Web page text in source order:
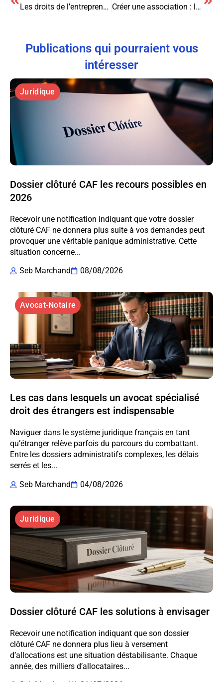
Les droits de l’entrepreneur : protections et responsabilités
Créer une association : les étapes essentielles pour réussir
Publications qui pourraient vous
intéresser
Juridique
Dossier clôturé CAF les recours possibles en
2026
Recevoir une notification indiquant que votre dossier
clôturé CAF ne donnera plus suite à vos demandes peut
provoquer une véritable panique administrative. Cette
situation concerne...
Seb Marchand
08/08/2026
Avocat-Notaire
Les cas dans lesquels un avocat spécialisé
droit des étrangers est indispensable
Naviguer dans le système juridique français en tant
qu’étranger relève parfois du parcours du combattant.
Entre les dossiers administratifs complexes, les délais
serrés et les...
Seb Marchand
04/08/2026
Juridique
Dossier clôturé CAF les solutions à envisager
Recevoir une notification indiquant que son dossier
clôturé CAF ne donnera plus lieu à versement
d’allocations est une situation déstabilisante. Chaque
année, des milliers d’allocataires...